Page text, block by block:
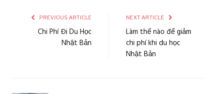
PREVIOUS ARTICLE
Chi Phí Đi Du Học
Nhật Bản
NEXT ARTICLE
Làm thế nào để giảm
chi phí khi du học
Nhật Bản